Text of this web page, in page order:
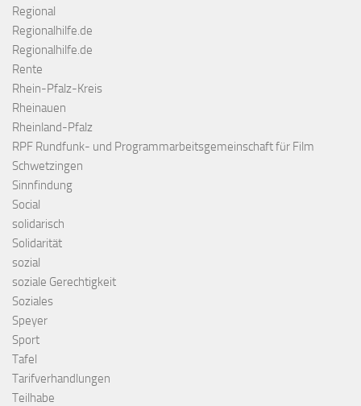
Regional
Regionalhilfe.de
Regionalhilfe.de
Rente
Rhein-Pfalz-Kreis
Rheinauen
Rheinland-Pfalz
RPF Rundfunk- und Programmarbeitsgemeinschaft für Film
Schwetzingen
Sinnfindung
Social
solidarisch
Solidarität
sozial
soziale Gerechtigkeit
Soziales
Speyer
Sport
Tafel
Tarifverhandlungen
Teilhabe